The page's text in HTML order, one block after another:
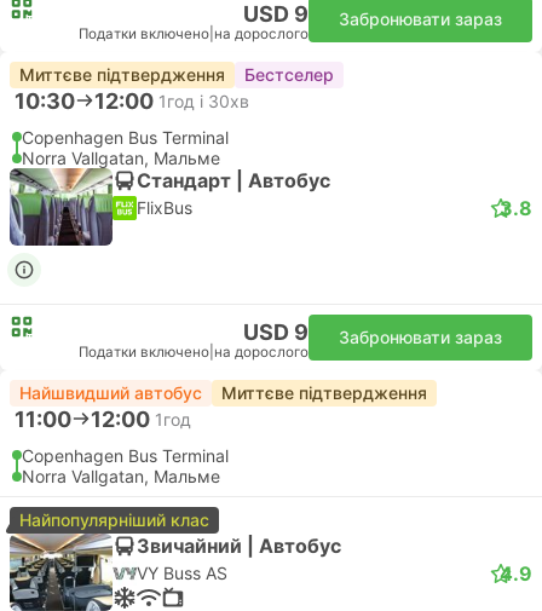
USD 9
Податки включено на дорослого
Забронювати зараз
Миттєве підтвердження Бестселер
10:30 12:00 1год і 30хв
Copenhagen Bus Terminal
Norra Vallgatan, Мальме
Стандарт | Автобус
FlixBus 3.8
USD 9
Податки включено на дорослого
Забронювати зараз
Найшвидший автобус Миттєве підтвердження
11:00 12:00 1год
Copenhagen Bus Terminal
Norra Vallgatan, Мальме
Найпопулярніший клас
Звичайний | Автобус
VY Buss AS 4.9